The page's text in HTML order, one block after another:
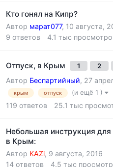
Кто гонял на Кипр?
Автор марат077, 10 августа,
9 ответов 4.1 тыс
Отпуск, в Крым 1 2
Автор Беспартийный, 27
крым отпуск (и ещё 1 )
119 ответов 25.1 тыс
Небольшая инструкция для
в Крым:
Автор KAZi, 9 августа, 2016
14 ответов 4.5 тыс